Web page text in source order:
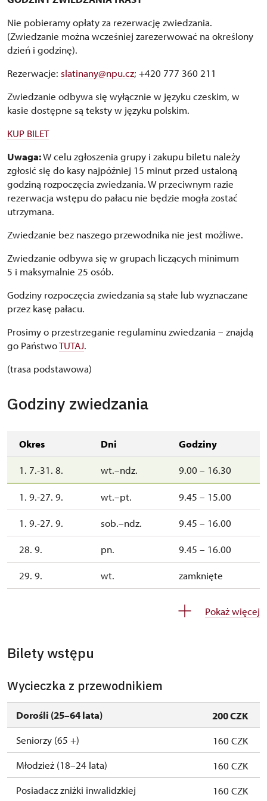
Nie pobieramy opłaty za rezerwację zwiedzania.
(Zwiedzanie można wcześniej zarezerwować na określony
dzień i godzinę).
Rezerwacje: slatinany@npu.cz; +420 777 360 211
Zwiedzanie odbywa się wyłącznie w języku czeskim, w
kasie dostępne są teksty w języku polskim.
KUP BILET
Uwaga:W celu zgłoszenia grupy i zakupu biletu należy
zgłosić się do kasy najpóźniej 15 minut przed ustaloną
godziną rozpoczęcia zwiedzania. W przeciwnym razie
rezerwacja wstępu do pałacu nie będzie mogła zostać
utrzymana.
Zwiedzanie bez naszego przewodnika nie jest możliwe.
Zwiedzanie odbywa się w grupach liczących minimum
5 i maksymalnie 25 osób.
Godziny rozpoczęcia zwiedzania są stałe lub wyznaczane
przez kasę pałacu.
Prosimy o przestrzeganie regulaminu zwiedzania – znajdą
go PaństwoTUTAJ.
(trasa podstawowa)
Godziny zwiedzania
Okres Dni Godziny
1. 7.-31. 8. wt.–ndz. 9.00 – 16.30
1. 9.-27. 9. wt.–pt. 9.45 – 15.00
1. 9.-27. 9. sob.–ndz. 9.45 – 16.00
28. 9. pn. 9.45 – 16.00
29. 9. wt. zamknięte
26. 10.-30. 10.
Pokaż więcej
Bilety wstępu
Wycieczka z przewodnikiem
Dorośli (25–64 lata)
200 CZK
Seniorzy (65 +)
160 CZK
Młodzież (18–24 lata)
160 CZK
Posiadacz zniżki inwalidzkiej
160 CZK